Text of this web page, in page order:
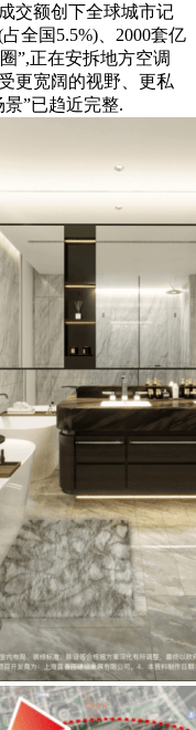
交额创下全球城市记
全国5.5%)、2000套亿
”,正在安拆地方空调
更宽阔的视野、更私
”已趋近完整.